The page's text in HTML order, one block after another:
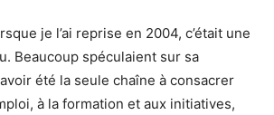
je l’ai reprise en 2004, c’était une
Beaucoup spéculaient sur sa
été la seule chaîne à consacrer
à la formation et aux initiatives,